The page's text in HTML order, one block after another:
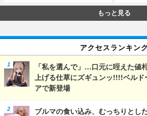
もっと見る
アクセスランキン
「私を選んで」…口元に咥えた値
上げる仕草にズギュンッ!!!!ベルド
アで新登場
ブルマの食い込み、むっちりとし